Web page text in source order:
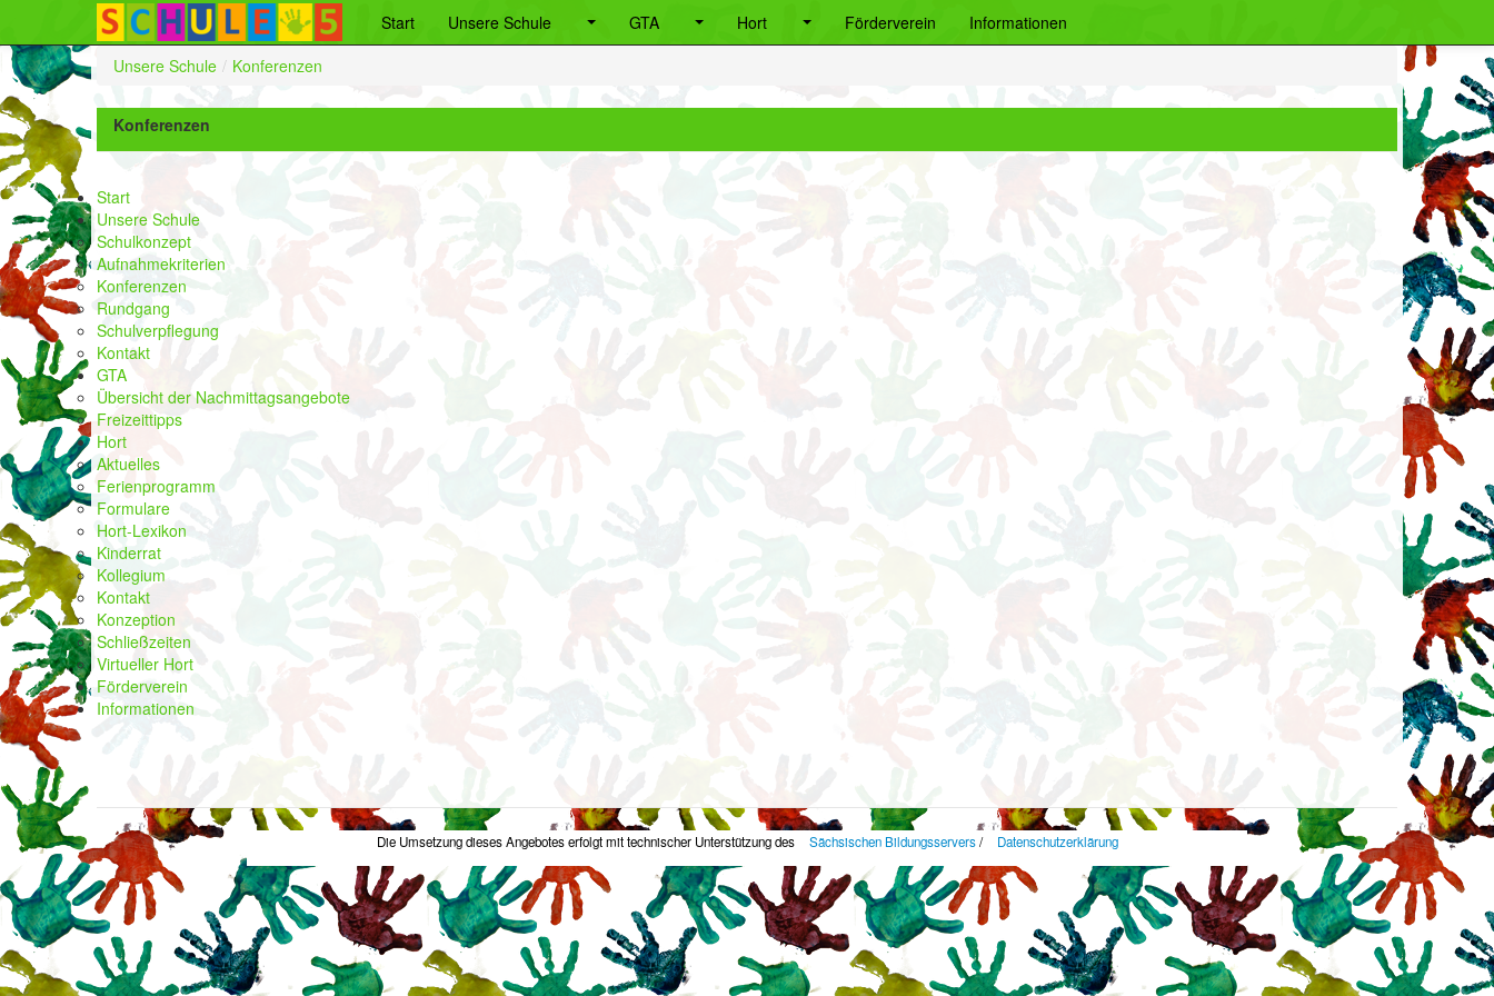
Start Unsere Schule GTA Hort Förderverein
Informationen
Unsere Schule / Konferenzen
Konferenzen
Start
Unsere Schule
Schulkonzept
Aufnahmekriterien
Konferenzen
Rundgang
Schulverpflegung
Kontakt
GTA
Übersicht der Nachmittagsangebote
Freizeittipps
Hort
Aktuelles
Ferienprogramm
Formulare
Hort-Lexikon
Kinderrat
Kollegium
Kontakt
Konzeption
Schließzeiten
Virtueller Hort
Förderverein
Informationen
Die Umsetzung dieses Angebotes erfolgt mit technischer Unterstützung des Sächsischen Bildungsservers/ Datenschutzerklärung